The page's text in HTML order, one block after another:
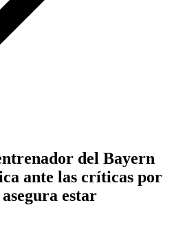
del Bayern
ante las críticas por
estar